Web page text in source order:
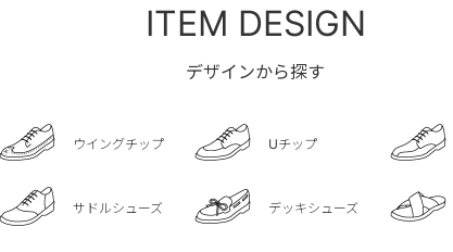
ITEM DESIGN
デザインから探す
ウイングチップ Uチップ
サドルシューズ デッキシューズ